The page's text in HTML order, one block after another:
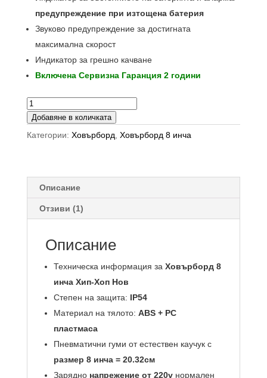
предупреждение при изтощена батерия
Звуково предупреждение за достигната
максимална скорост
Индикатор за грешно качване
Включена Сервизна Гаранция 2 години
количество
за
Ховърборд
Хоп
Нов
Добавяне в количката
Категории: Ховърборд Ховърборд 8 инча
Описание
Отзиви (1)
Описание
Техническа информация за Ховърборд 8
инча Хип-Хоп Нов
Степен на защита: IP54
Материал на тялото: ABS + PC
пластмаса
Пневматични гуми от естествен каучук с
размер 8 инча = 20.32см
Зарядно напрежение от 220vнормален